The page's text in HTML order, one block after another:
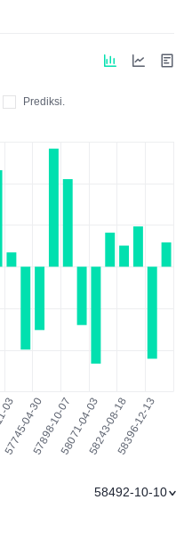
Prediksi.
58492-10-10